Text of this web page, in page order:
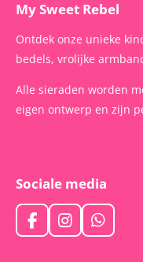
My Sweet Rebel
Ontdek onze unieke
bedels, vrolijke
Alle sieraden worden
eigen ontwerp en zijn
Sociale media
F
a
I
n
W
h